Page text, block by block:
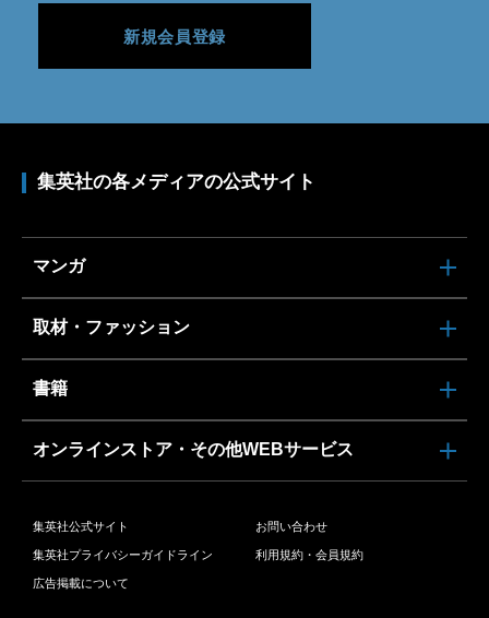
新規会員登録
集英社の各メディアの公式サイト
マンガ
取材・ファッション
書籍
オンラインストア・その他WEBサービス
集英社公式サイト お問い合わせ
集英社プライバシーガイドライン 利用規約・会員規約
広告掲載について